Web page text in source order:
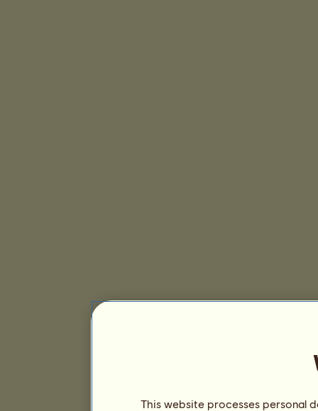
This website processes personal